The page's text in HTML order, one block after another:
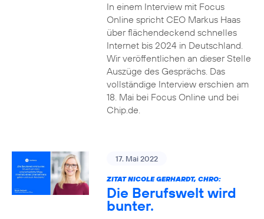
In einem Interview mit Focus
Online spricht CEO Markus Haas
über flächendeckend schnelles
Internet bis 2024 in Deutschland.
Wir veröffentlichen an dieser Stelle
Auszüge des Gesprächs. Das
vollständige Interview erschien am
18. Mai bei Focus Online und bei
Chip.de.
17. Mai 2022
ZITAT NICOLE GERHARDT, CHRO:
Die Berufswelt wird
bunter.